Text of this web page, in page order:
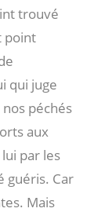
trouvé
point
qui juge
péchés
aux
par les
guéris. Car
Mais